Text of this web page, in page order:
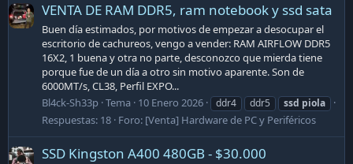
VENTA DE RAM DDR5, ram notebook y ssd sata
Buen día estimados, por motivos de empezar a desocupar el
escritorio de cachureos, vengo a vender: RAM AIRFLOW DDR5
16X2, 1 buena y otra no parte, desconozco que mierda tiene
porque fue de un día a otro sin motivo aparente. Son de
6000MT/s, CL38, Perfil EXPO...
Bl4ck-Sh33p Tema 10 Enero 2026 ddr4 ddr5 ssd piola
Respuestas: 18 Foro: [Venta] Hardware de PC y Periféricos
SSD Kingston A400 480GB - $30.000